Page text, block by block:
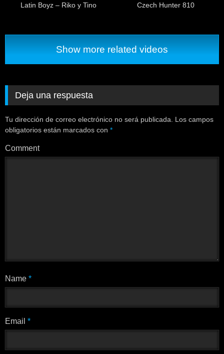
Latin Boyz – Riko y Tino Czech Hunter 810
Show more related videos
Deja una respuesta
Tu dirección de correo electrónico no será publicada.
Los campos
obligatorios están marcados con *
Comment
Name *
Email *